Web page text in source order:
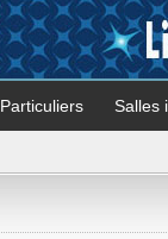
Particuliers Salles